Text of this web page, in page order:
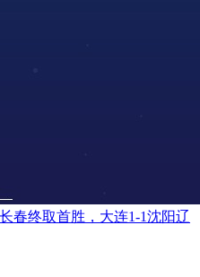
春终取首胜，大连1-1沈阳辽